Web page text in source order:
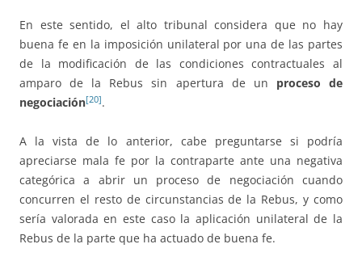
En este sentido, el alto tribunal considera que no hay
buena fe en la imposición unilateral por una de las partes
de la modificación de las condiciones contractuales al
amparo de la Rebus sin apertura de un proceso de
negociación[20].
A la vista de lo anterior, cabe preguntarse si podría
apreciarse mala fe por la contraparte ante una negativa
categórica a abrir un proceso de negociación cuando
concurren el resto de circunstancias de la Rebus, y como
sería valorada en este caso la aplicación unilateral de la
Rebus de la parte que ha actuado de buena fe.